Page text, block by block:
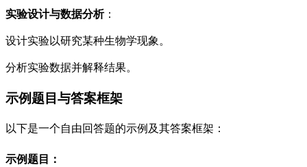
实验设计与数据分析：
设计实验以研究某种生物学现象。
分析实验数据并解释结果。
示例题目与答案框架
以下是一个自由回答题的示例及其答案框架：
示例题目 ：